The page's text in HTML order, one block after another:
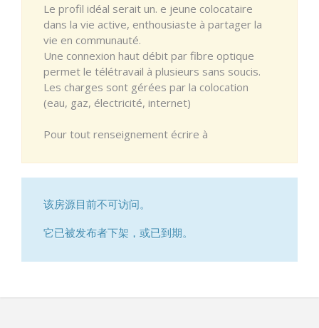
Le profil idéal serait un. e jeune colocataire
dans la vie active, enthousiaste à partager la
vie en communauté.
Une connexion haut débit par fibre optique
permet le télétravail à plusieurs sans soucis.
Les charges sont gérées par la colocation
(eau, gaz, électricité, internet)
Pour tout renseignement écrire à
该房源目前不可访问。
它已被发布者下架，或已到期。